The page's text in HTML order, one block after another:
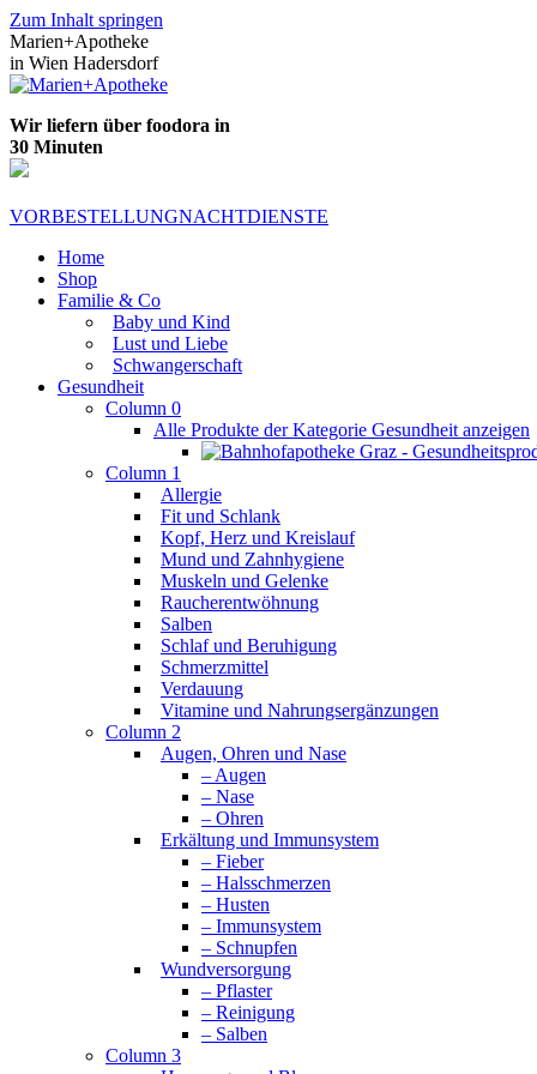
Zum Inhalt springen
Marien+Apotheke
in Wien Hadersdorf
Wir liefern über foodora in
30 Minuten
VORBESTELLUNGNACHTDIENSTE
Home
Shop
Familie & Co
Baby und Kind
Lust und Liebe
Schwangerschaft
Gesundheit
Column 0
Alle Produkte der Kategorie Gesundheit anzeigen
Column 1
Allergie
Fit und Schlank
Kopf, Herz und Kreislauf
Mund und Zahnhygiene
Muskeln und Gelenke
Raucherentwöhnung
Salben
Schlaf und Beruhigung
Schmerzmittel
Verdauung
Vitamine und Nahrungsergänzungen
Column 2
Augen, Ohren und Nase
– Augen
– Nase
– Ohren
Erkältung und Immunsystem
– Fieber
– Halsschmerzen
– Husten
– Immunsystem
– Schnupfen
Wundversorgung
– Pflaster
– Reinigung
– Salben
Column 3